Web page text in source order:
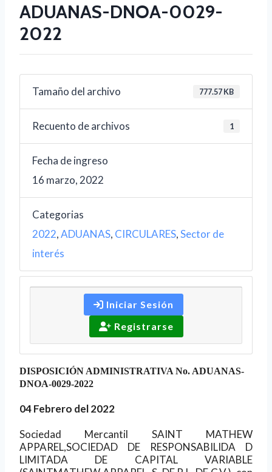
ADUANAS-DNOA-0029-
2022
Tamaño del archivo 777.57 KB
Recuento de archivos 1
Fecha de ingreso
16 marzo, 2022
Categorias
2022,ADUANAS, CIRCULARES,Sector de
interés
Iniciar Sesión
Registrarse
DISPOSICIÓN ADMINISTRATIVA No. ADUANAS-
DNOA-0029-2022
04 Febrero del 2022
Sociedad Mercantil SAINT MATHEW
APPAREL,SOCIEDAD DE RESPONSABILIDA D
LIMITADA DE CAPITAL VARIABLE